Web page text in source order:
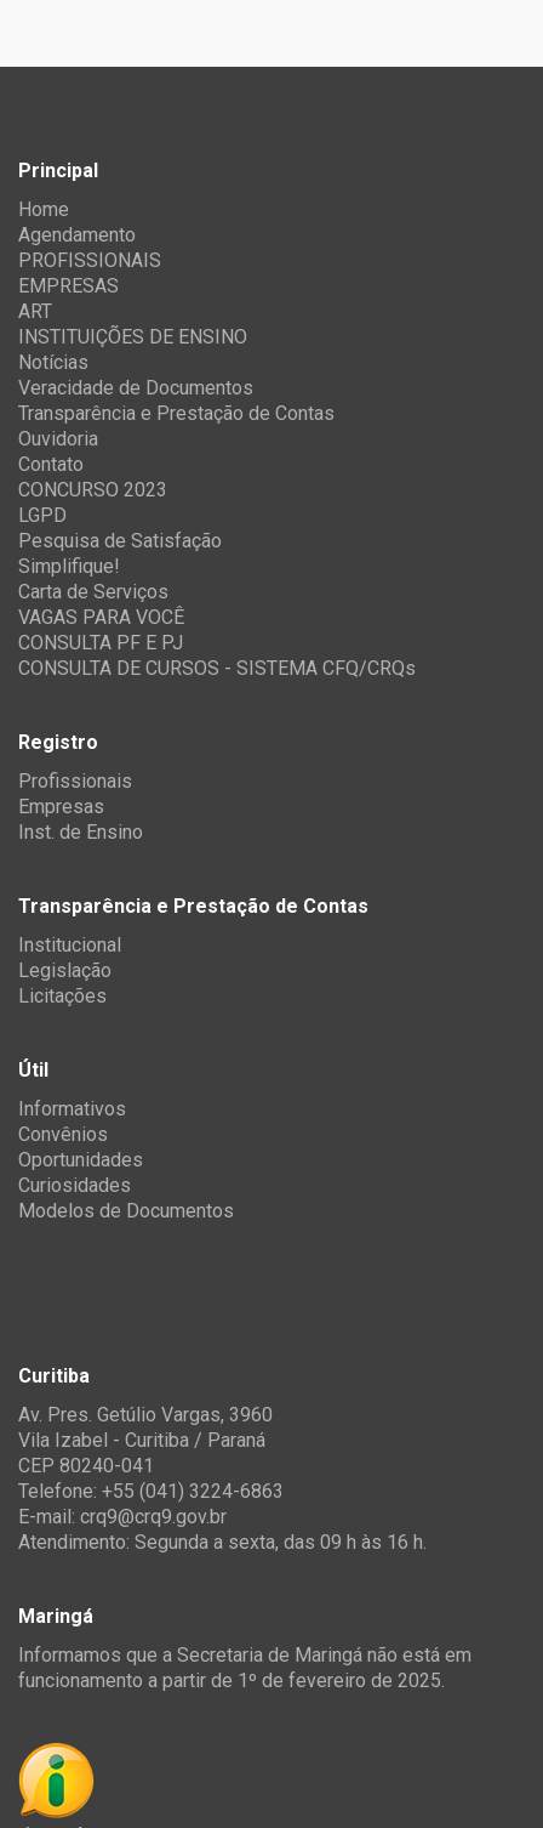
Principal
Home
Agendamento
PROFISSIONAIS
EMPRESAS
ART
INSTITUIÇÕES DE ENSINO
Notícias
Veracidade de Documentos
Transparência e Prestação de Contas
Ouvidoria
Contato
CONCURSO 2023
LGPD
Pesquisa de Satisfação
Simplifique!
Carta de Serviços
VAGAS PARA VOCÊ
CONSULTA PF E PJ
CONSULTA DE CURSOS - SISTEMA CFQ/CRQs
Registro
Profissionais
Empresas
Inst. de Ensino
Transparência e Prestação de Contas
Institucional
Legislação
Licitações
Útil
Informativos
Convênios
Oportunidades
Curiosidades
Modelos de Documentos
Curitiba
Av. Pres. Getúlio Vargas, 3960
Vila Izabel - Curitiba / Paraná
CEP 80240-041
Telefone: +55 (041) 3224-6863
E-mail: crq9@crq9.gov.br
Atendimento: Segunda a sexta, das 09 h às 16 h.
Maringá
Informamos que a Secretaria de Maringá não está em
funcionamento a partir de 1º de fevereiro de 2025.